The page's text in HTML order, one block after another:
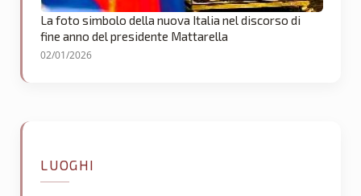
La foto simbolo della nuova Italia nel discorso di
fine anno del presidente Mattarella
02/01/2026
LUOGHI